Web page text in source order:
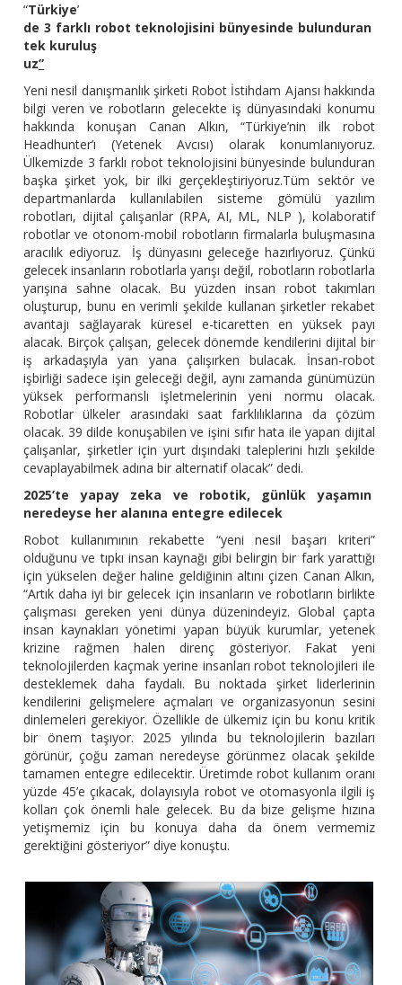
“Türkiye’
de 3 farklı robot teknolojisini bünyesinde bulunduran
tek kuruluş
uz”
Yeni nesil danışmanlık şirketi Robot İstihdam Ajansı hakkında
bilgi veren ve robotların gelecekte iş dünyasındaki konumu
hakkında konuşan Canan Alkın, “Türkiye’nin ilk robot
Headhunter’ı (Yetenek Avcısı) olarak konumlanıyoruz.
Ülkemizde 3 farklı robot teknolojisini bünyesinde bulunduran
başka şirket yok, bir ilki gerçekleştiriyoruz.Tüm sektör ve
departmanlarda kullanılabilen sisteme gömülü yazılım
robotları, dijital çalışanlar (RPA, AI, ML, NLP ), kolaboratif
robotlar ve otonom-mobil robotların firmalarla buluşmasına
aracılık ediyoruz. İş dünyasını geleceğe hazırlıyoruz. Çünkü
gelecek insanların robotlarla yarışı değil, robotların robotlarla
yarışına sahne olacak. Bu yüzden insan robot takımları
oluşturup, bunu en verimli şekilde kullanan şirketler rekabet
avantajı sağlayarak küresel e-ticaretten en yüksek payı
alacak. Birçok çalışan, gelecek dönemde kendilerini dijital bir
iş arkadaşıyla yan yana çalışırken bulacak. İnsan-robot
işbirliği sadece işin geleceği değil, aynı zamanda günümüzün
yüksek performanslı işletmelerinin yeni normu olacak.
Robotlar ülkeler arasındaki saat farklılıklarına da çözüm
olacak. 39 dilde konuşabilen ve işini sıfır hata ile yapan dijital
çalışanlar, şirketler için yurt dışındaki taleplerini hızlı şekilde
cevaplayabilmek adına bir alternatif olacak” dedi.
2025’te yapay zeka ve robotik, günlük yaşamın
neredeyse her alanına entegre edilecek
Robot kullanımının rekabette “yeni nesil başarı kriteri”
olduğunu ve tıpkı insan kaynağı gibi belirgin bir fark yarattığı
için yükselen değer haline geldiğinin altını çizen Canan Alkın,
“Artık daha iyi bir gelecek için insanların ve robotların birlikte
çalışması gereken yeni dünya düzenindeyiz. Global çapta
insan kaynakları yönetimi yapan büyük kurumlar, yetenek
krizine rağmen halen direnç gösteriyor. Fakat yeni
teknolojilerden kaçmak yerine insanları robot teknolojileri ile
desteklemek daha faydalı. Bu noktada şirket liderlerinin
kendilerini gelişmelere açmaları ve organizasyonun sesini
dinlemeleri gerekiyor. Özellikle de ülkemiz için bu konu kritik
bir önem taşıyor. 2025 yılında bu teknolojilerin bazıları
görünür, çoğu zaman neredeyse görünmez olacak şekilde
tamamen entegre edilecektir. Üretimde robot kullanım oranı
yüzde 45’e çıkacak, dolayısıyla robot ve otomasyonla ilgili iş
kolları çok önemli hale gelecek. Bu da bize gelişme hızına
yetişmemiz için bu konuya daha da önem vermemiz
gerektiğini gösteriyor” diye konuştu.